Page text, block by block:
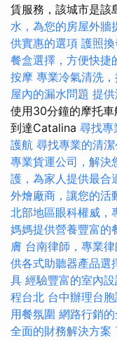
賃服務，該城市是該
水，為您的房屋外牆
供實惠的選項 護照
餐盒選擇，方便快捷
按摩 專業冷氣清洗
屋內的漏水問題 提
使用30分鐘的摩托
到達Catalina 尋找專
護航 尋找專業的清
專業貨運公司，解決
護，為家人提供最合
外燴廠商，讓您的活
北部地區眼科權威，
媽媽提供營養豐富的
膚 台南律師，專業
供各式助聽器產品選
具 經驗豐富的室內
程台北 台中辦理台
用餐氛圍 網路行銷
全面的財務解決方案